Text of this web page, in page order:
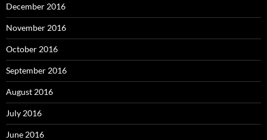
December 2016
November 2016
October 2016
September 2016
August 2016
July 2016
June 2016